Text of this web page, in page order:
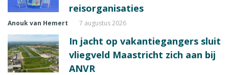
reisorganisaties
Anouk van Hemert 7 augustus 2026
In jacht op vakantiegangers sluit
vliegveld Maastricht zich aan bij
ANVR